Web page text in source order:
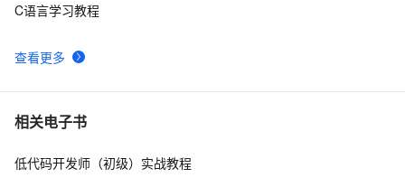
查看更多
C语言学习教程
相关电子书
低代码开发师（初级）实战教程